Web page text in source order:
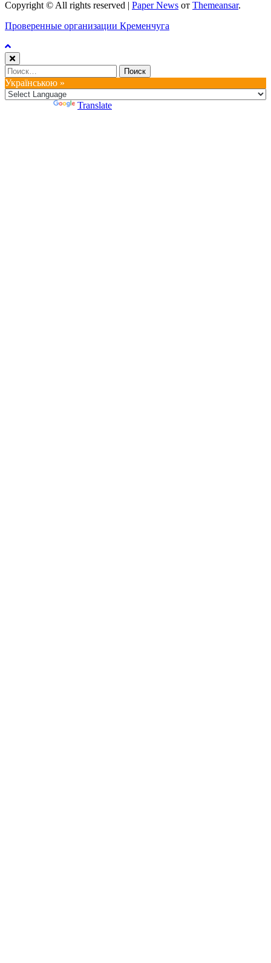
Copyright © All rights reserved | Paper News от Themeansar.
Проверенные организации Кременчуга
Найти:
Українською »
Translate